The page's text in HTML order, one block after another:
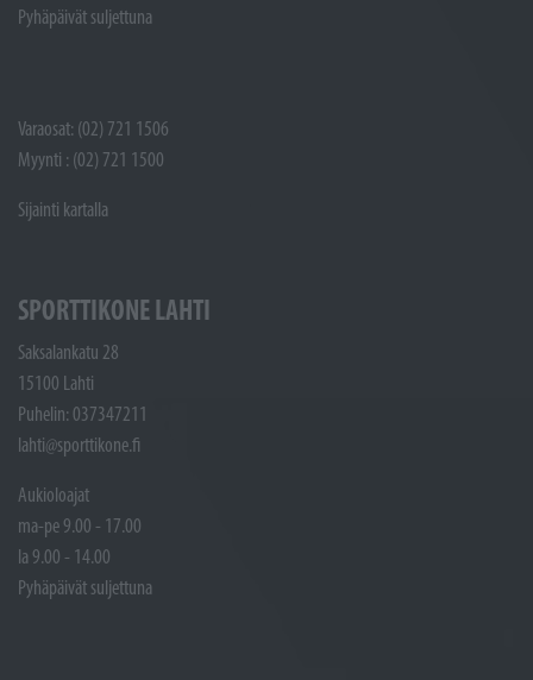
Pyhäpäivät suljettuna
Varaosat: (02) 721 1506
Myynti : (02) 721 1500
Sijainti kartalla
SPORTTIKONE LAHTI
Saksalankatu 28
15100 Lahti
Puhelin: 037347211
lahti@sporttikone.fi
Aukioloajat
ma-pe 9.00 - 17.00
la 9.00 - 14.00
Pyhäpäivät suljettuna